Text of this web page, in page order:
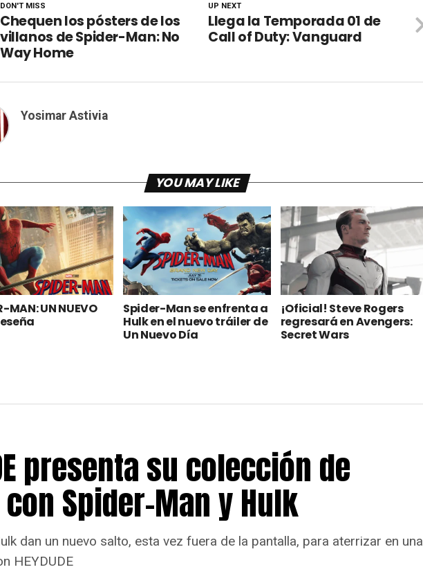
UP NEXT
Llega la Temporada 01 de
Call of Duty: Vanguard
DON'T MISS
Chequen los pósters de los
villanos de Spider-Man: No
Way Home
Yosimar Astivia
YOU MAY LIKE
MAN: UN NUEVO
Spider-Man se enfrenta a
Hulk en el nuevo tráiler de
Un Nuevo Día
¡Oficial! Steve Rogers
regresará en Avengers:
Secret Wars
presenta su colección de
Spider-Man y Hulk
dan un nuevo salto, esta vez fuera de la pantalla, para aterrizar en una
HEYDUDE